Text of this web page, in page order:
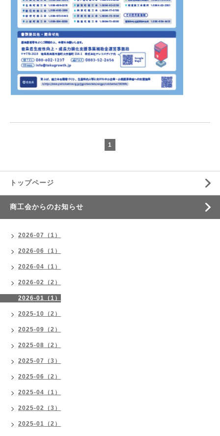
1
トップページ
商工会からのお知らせ
2026-07（1）
2026-06（1）
2026-04（1）
2026-02（2）
2026-01（1）
2025-10（2）
2025-09（2）
2025-08（2）
2025-07（3）
2025-06（2）
2025-04（1）
2025-02（3）
2025-01（2）